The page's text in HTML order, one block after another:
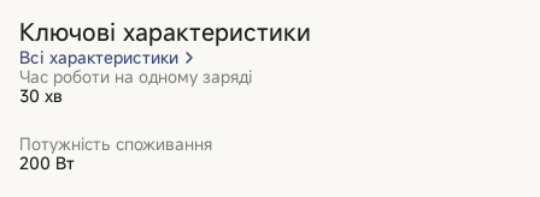
Ключові характеристики
Всі характеристики
Час роботи на одному заряді
30 хв
Потужність споживання
200 Вт